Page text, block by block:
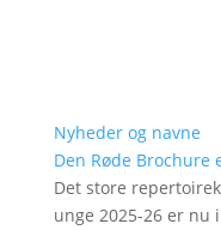
Nyheder og navne
Den Røde Brochure
Det store
unge 2025-26 er nu